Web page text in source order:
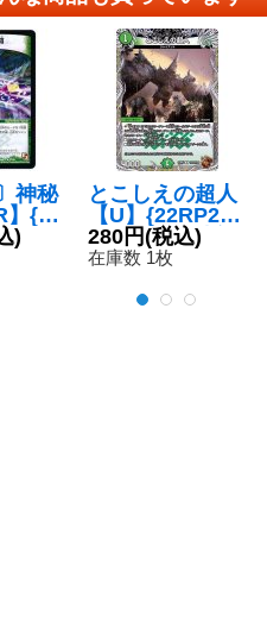
神秘
】{D
)
とこしえの超人
【U】{22RP2T
F15/TF20}《自
然》
280円(税込)
在庫数 1枚